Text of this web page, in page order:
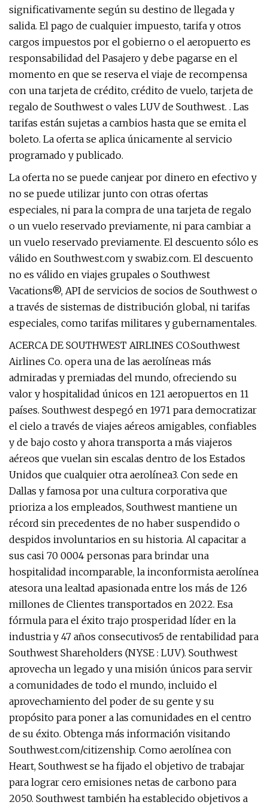
significativamente según su destino de llegada y
salida. El pago de cualquier impuesto, tarifa y otros
cargos impuestos por el gobierno o el aeropuerto es
responsabilidad del Pasajero y debe pagarse en el
momento en que se reserva el viaje de recompensa
con una tarjeta de crédito, crédito de vuelo, tarjeta de
regalo de Southwest o vales LUV de Southwest. . Las
tarifas están sujetas a cambios hasta que se emita el
boleto. La oferta se aplica únicamente al servicio
programado y publicado.
La oferta no se puede canjear por dinero en efectivo y
no se puede utilizar junto con otras ofertas
especiales, ni para la compra de una tarjeta de regalo
o un vuelo reservado previamente, ni para cambiar a
un vuelo reservado previamente. El descuento sólo es
válido en Southwest.com y swabiz.com. El descuento
no es válido en viajes grupales o Southwest
Vacations®, API de servicios de socios de Southwest o
a través de sistemas de distribución global, ni tarifas
especiales, como tarifas militares y gubernamentales.
ACERCA DE SOUTHWEST AIRLINES CO.Southwest
Airlines Co. opera una de las aerolíneas más
admiradas y premiadas del mundo, ofreciendo su
valor y hospitalidad únicos en 121 aeropuertos en 11
países. Southwest despegó en 1971 para democratizar
el cielo a través de viajes aéreos amigables, confiables
y de bajo costo y ahora transporta a más viajeros
aéreos que vuelan sin escalas dentro de los Estados
Unidos que cualquier otra aerolínea3. Con sede en
Dallas y famosa por una cultura corporativa que
prioriza a los empleados, Southwest mantiene un
récord sin precedentes de no haber suspendido o
despidos involuntarios en su historia. Al capacitar a
sus casi 70 0004 personas para brindar una
hospitalidad incomparable, la inconformista aerolínea
atesora una lealtad apasionada entre los más de 126
millones de Clientes transportados en 2022. Esa
fórmula para el éxito trajo prosperidad líder en la
industria y 47 años consecutivos5 de rentabilidad para
Southwest Shareholders (NYSE : LUV). Southwest
aprovecha un legado y una misión únicos para servir
a comunidades de todo el mundo, incluido el
aprovechamiento del poder de su gente y su
propósito para poner a las comunidades en el centro
de su éxito. Obtenga más información visitando
Southwest.com/citizenship. Como aerolínea con
Heart, Southwest se ha fijado el objetivo de trabajar
para lograr cero emisiones netas de carbono para
2050. Southwest también ha establecido objetivos a